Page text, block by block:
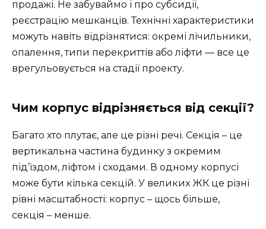
продажі. Не забуваймо і про субсидії,
реєстрацію мешканців. Технічні характеристики
можуть навіть відрізнятися: окремі лічильники,
опалення, типи перекриттів або ліфти — все це
врегульовується на стадії проекту.
Чим корпус відрізняється від секції?
Багато хто плутає, але це різні речі. Секція – це
вертикальна частина будинку з окремим
під’їздом, ліфтом і сходами. В одному корпусі
може бути кілька секцій. У великих ЖК це різні
рівні масштабності: корпус – щось більше,
секція – менше.